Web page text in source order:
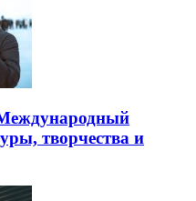
творчества и